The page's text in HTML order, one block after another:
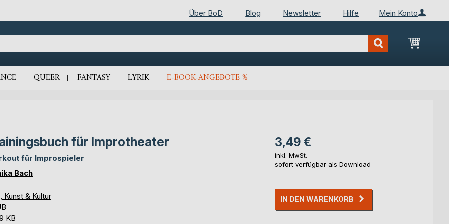
Mein Konto
Über BoD Blog Newsletter Hilfe
Mein
QUEER FANTASY LYRIK E-BOOK-ANGEBOTE %
für Improtheater
für Improspieler
Bach
Kunst & Kultur
KB
3,49 €
inkl. MwSt.
sofort verfügbar als Download
IN DEN WARENKORB